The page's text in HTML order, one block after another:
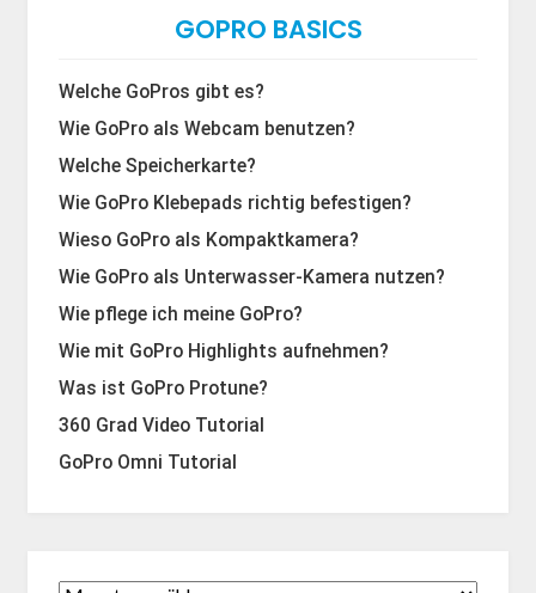
GOPRO BASICS
Welche GoPros gibt es?
Wie GoPro als Webcam benutzen?
Welche Speicherkarte?
Wie GoPro Klebepads richtig befestigen?
Wieso GoPro als Kompaktkamera?
Wie GoPro als Unterwasser-Kamera nutzen?
Wie pflege ich meine GoPro?
Wie mit GoPro Highlights aufnehmen?
Was ist GoPro Protune?
360 Grad Video Tutorial
GoPro Omni Tutorial